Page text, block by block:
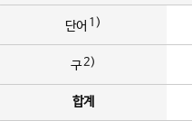
단어 1)
구2)
합계